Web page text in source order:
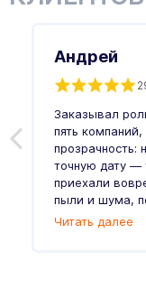
Андрей
Заказывал
пять
прозрачность:
точную дату —
приехали
пыли и шума,
Читать далее